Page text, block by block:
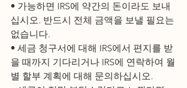
• 가능하면 IRS에 약간의 돈이라도 보내
십시오. 반드시 전체 금액을 보낼 필요는
없습니다.
• 세금 청구서에 대해 IRS에서 편지를 받
을 때까지 기다리거나 IRS에 연락하여 월
별 할부 계획에 대해 문의하십시오.